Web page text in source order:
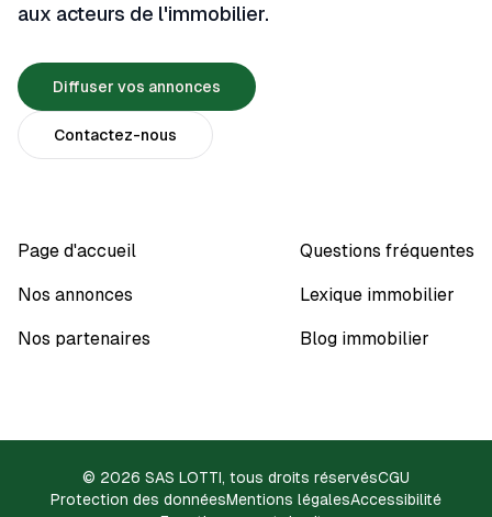
aux acteurs de l'immobilier.
Diffuser vos annonces
Contactez-nous
Page d'accueil
Nos annonces
Nos partenaires
Questions fréquentes
Lexique immobilier
Blog immobilier
© 2026 SAS LOTTI, tous droits réservésCGU
Protection des donnéesMentions légalesAccessibilité